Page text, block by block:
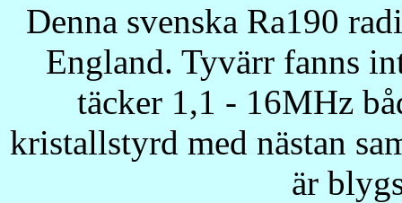
Denna svenska Ra190
England. Tyvärr fanns
täcker 1,1 - 16MHz
kristallstyrd med nästan
är